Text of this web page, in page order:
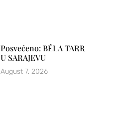
Posvećeno: BÉLA TARR
U SARAJEVU
August 7, 2026